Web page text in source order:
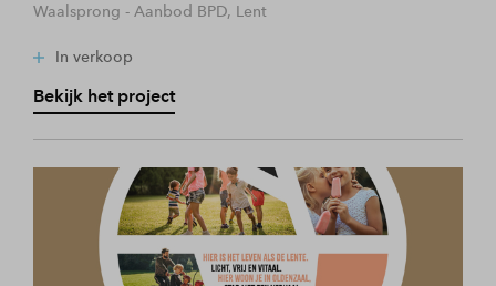
Waalsprong - Aanbod BPD, Lent
In verkoop
Bekijk het project